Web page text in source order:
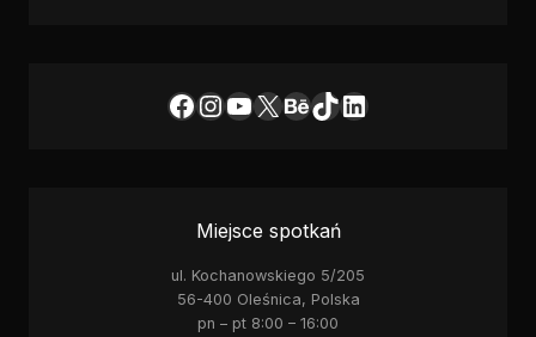
Facebook
Instagram
YouTube
X Behance
TikTok
LinkedIn
Miejsce spotkań
ul. Kochanowskiego 5/205
56-400 Oleśnica, Polska
pn – pt 8:00 – 16:00